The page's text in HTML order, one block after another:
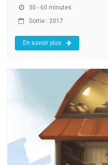
30 - 60 minutes
Sortie : 2017
En savoir plus